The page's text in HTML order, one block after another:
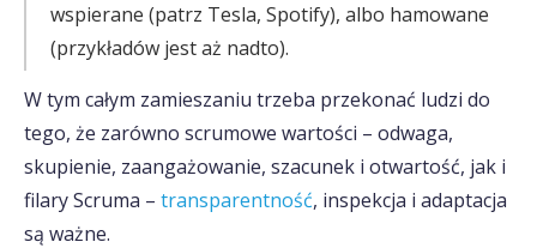
wspierane (patrz Tesla, Spotify), albo hamowane
(przykładów jest aż nadto).
W tym całym zamieszaniu trzeba przekonać ludzi do
tego, że zarówno scrumowe wartości – odwaga,
skupienie, zaangażowanie, szacunek i otwartość, jak i
filary Scruma – transparentność, inspekcja i adaptacja
są ważne.